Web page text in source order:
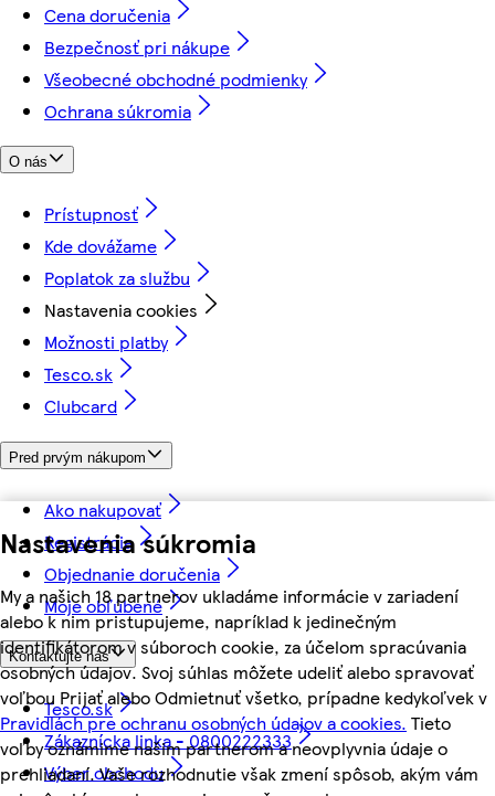
Nastavenia súkromia
My a našich 18 partnerov ukladáme informácie v zariadení
alebo k nim pristupujeme, napríklad k jedinečným
identifikátorom v súboroch cookie, za účelom spracúvania
osobných údajov. Svoj súhlas môžete udeliť alebo spravovať
voľbou Prijať alebo Odmietnuť všetko, prípadne kedykoľvek v
Pravidlách pre ochranu osobných údajov a cookies. Tieto
voľby oznámime našim partnerom a neovplyvnia údaje o
prehliadaní. Vaše rozhodnutie však zmení spôsob, akým vám
Cena doručenia
Bezpečnosť pri nákupe
Všeobecné obchodné podmienky
Ochrana súkromia
O nás
Prístupnosť
Kde dovážame
Poplatok za službu
Nastavenia cookies
Možnosti platby
Tesco.sk
Clubcard
Pred prvým nákupom
Ako nakupovať
Registrácia
Objednanie doručenia
Moje obľúbené
Kontaktujte nás
Tesco.sk
Zákaznícka linka - 0800222333
Výber obchodu